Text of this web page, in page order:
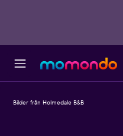
Bilder från Holmedale B&B